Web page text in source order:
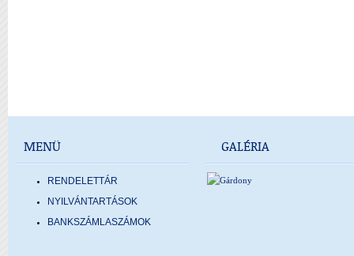
MENÜ
RENDELETTÁR
NYILVÁNTARTÁSOK
BANKSZÁMLASZÁMOK
GALÉRIA